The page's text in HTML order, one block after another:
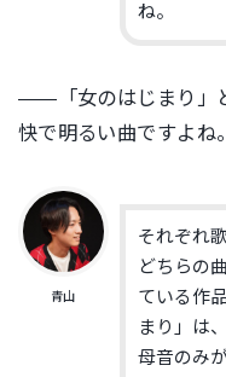
ね。
——「女のはじまり」
快で明るい曲ですよね。
青山
それぞれ
どちらの
ている作
まり」は
母音のみ